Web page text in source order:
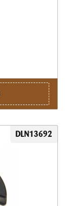
DLN13692